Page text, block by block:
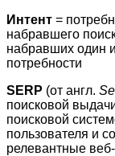
Интент =
набравшего
набравших один
потребности
SERP (от англ.
поисковой
поисковой
пользователя и
релевантные